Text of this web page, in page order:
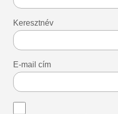
Keresztnév
E-mail cím